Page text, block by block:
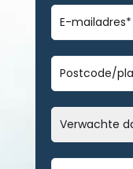
E-
mailadres*
Geen
titel
Datum
MM
Bericht*